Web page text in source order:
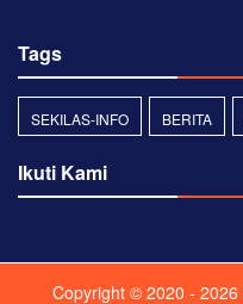
Tags
SEKILAS-INFO BERITA
Ikuti Kami
Copyright © 2020 - 2026